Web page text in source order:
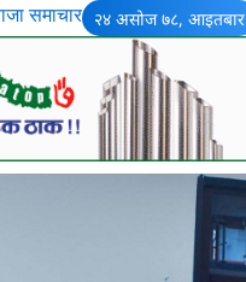
समाचार २४ असोज ७८, आइतबार